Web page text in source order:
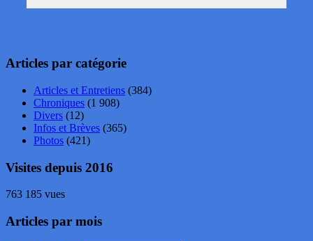
Articles par catégorie
Articles et Entretiens (384)
Chroniques (1 908)
Divers (12)
Infos et Brèves (365)
Photos (421)
Visites depuis 2016
763 185 vues
Articles par mois